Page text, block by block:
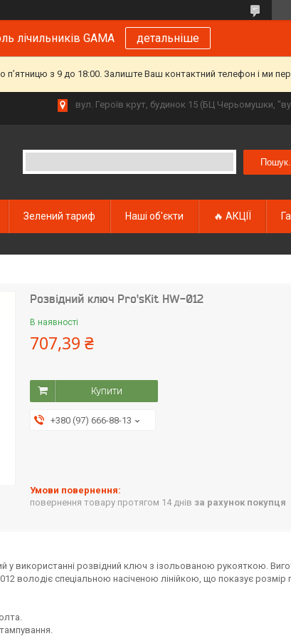
лічильників GAMA детальніше
з 9 до 18:00. Залиште Ваш контактний телефон і ми
вул. Героїв крут, будинок 15 (БЦ Черьомушки,
Зелений тариф Наші об'єкти 🔥 АКЦІЇ
Розвідний ключ Pro'sKit HW-012
В наявності
707,39 ₴
Купити
+380 (97) 666-88-13
повернення товару протягом 14 днів за рахунок покупця
у використанні розвідний ключ з ізольованою рукояткою.
володіє спеціальною насіченою лінійкою, що показує розмір